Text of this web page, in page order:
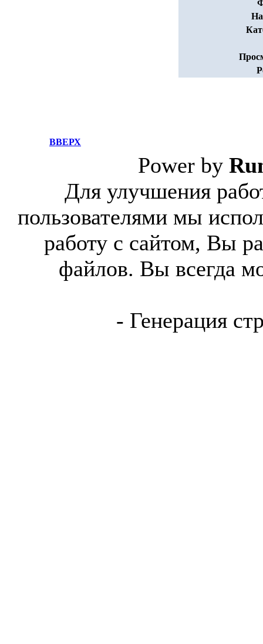
ВВЕРХ
Power by
Для улучшения
пользователями мы
работу с сайтом, Вы
файлов. Вы всегда
- Генерация